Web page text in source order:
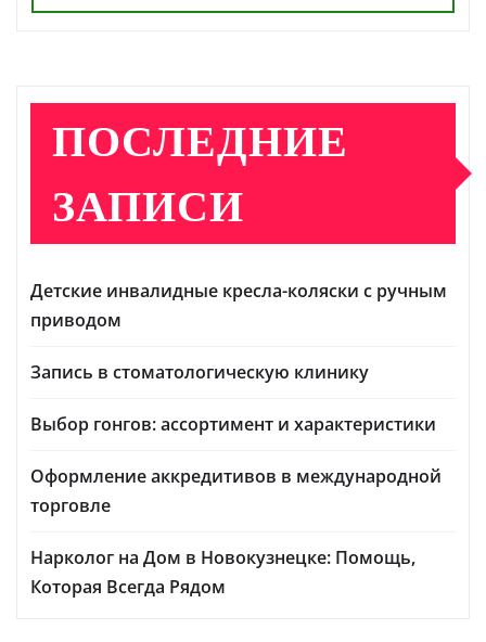
ПОСЛЕДНИЕ
ЗАПИСИ
Детские инвалидные кресла-коляски с ручным
приводом
Запись в стоматологическую клинику
Выбор гонгов: ассортимент и характеристики
Оформление аккредитивов в международной
торговле
Нарколог на Дом в Новокузнецке: Помощь,
Которая Всегда Рядом